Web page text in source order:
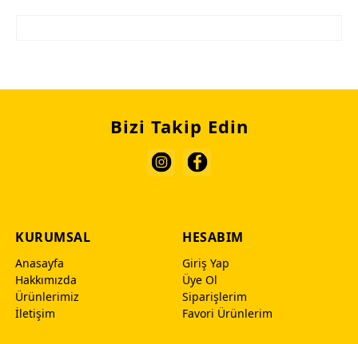
Bizi Takip Edin
KURUMSAL
Anasayfa
Hakkımızda
Ürünlerimiz
İletişim
HESABIM
Giriş Yap
Üye Ol
Siparişlerim
Favori Ürünlerim